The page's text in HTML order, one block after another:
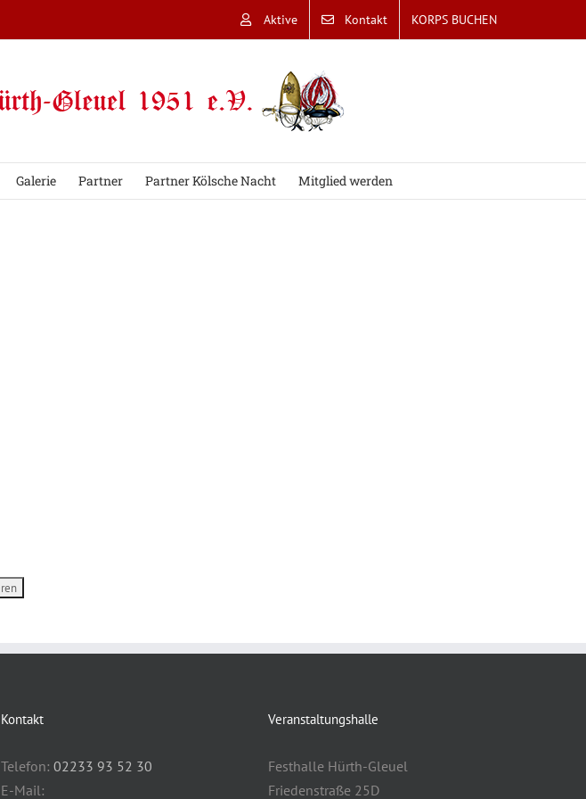
Aktive Kontakt KORPS BUCHEN
Galerie Partner Partner Kölsche Nacht Mitglied werden
Kontakt
Telefon: 02233 93 52 30
E-Mail:
Veranstaltungshalle
Festhalle Hürth-Gleuel
Friedenstraße 25D